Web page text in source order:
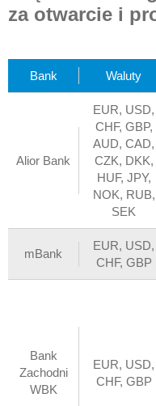
za otwarcie i
Bank Waluty
Alior Bank
EUR, USD,
CHF, GBP,
AUD, CAD,
CZK, DKK,
HUF, JPY,
NOK, RUB,
SEK
mBank
EUR, USD,
CHF, GBP
Bank
Zachodni
WBK
EUR, USD,
CHF, GBP